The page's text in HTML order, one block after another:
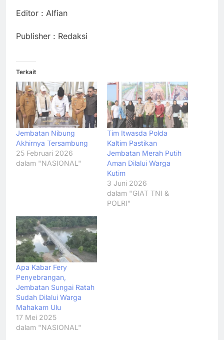
Editor : Alfian
Publisher : Redaksi
Terkait
Jembatan Nibung
Akhirnya Tersambung
25 Februari 2026
dalam "NASIONAL"
Tim Itwasda Polda
Kaltim Pastikan
Jembatan Merah Putih
Aman Dilalui Warga
Kutim
3 Juni 2026
dalam "GIAT TNI &
POLRI"
Apa Kabar Fery
Penyebrangan,
Jembatan Sungai Ratah
Sudah Dilalui Warga
Mahakam Ulu
17 Mei 2025
dalam "NASIONAL"